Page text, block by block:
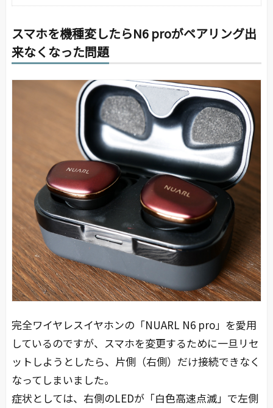
スマホを機種変したらN6 proがペアリング出
来なくなった問題
完全ワイヤレスイヤホンの「NUARL N6 pro」を愛用
しているのですが、スマホを変更するために一旦リセ
ットしようとしたら、片側（右側）だけ接続できなく
なってしまいました。
症状としては、右側のLEDが「白色高速点滅」で左側